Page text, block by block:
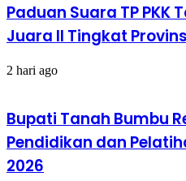
Paduan Suara TP PKK
Juara II Tingkat
2 hari ago
Bupati Tanah Bumbu
Pendidikan dan
2026